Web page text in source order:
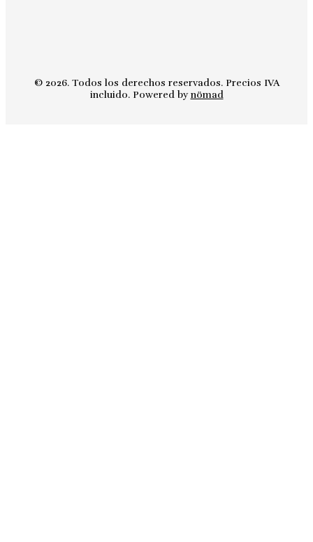
© 2026. Todos los derechos reservados. Precios IVA
incluido. Powered bynömad